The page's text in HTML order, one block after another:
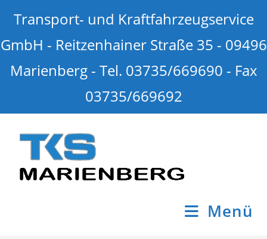
Transport- und Kraftfahrzeugservice
GmbH - Reitzenhainer Straße 35 - 09496
Marienberg - Tel. 03735/669690 - Fax
03735/669692
Menü